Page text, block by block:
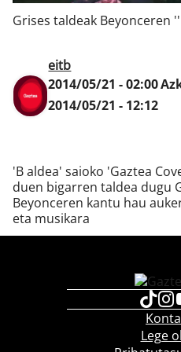
Klisk
Grises taldeak Beyonceren
eitb
2014/05/21 - 02:00
2014/05/21 - 12:12
'B aldea' saioko 'Gaztea
duen bigarren taldea dugu
Beyonceren kantu hau
eta musikara
Lege